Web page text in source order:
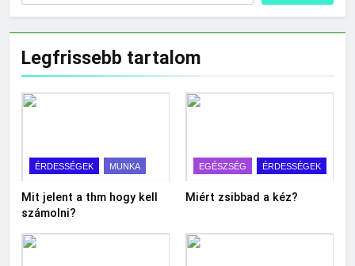
Legfrissebb tartalom
ÉRDESSÉGEK MUNKA
Mit jelent a thm hogy kell
számolni?
EGÉSZSÉG ÉRDESSÉGEK
Miért zsibbad a kéz?